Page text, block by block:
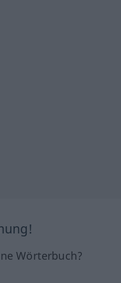
Wörterbuch?